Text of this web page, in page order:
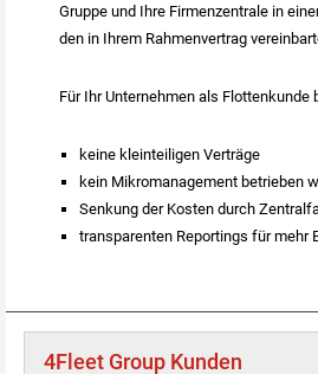
Gruppe und Ihre Firmenzentrale in
den in Ihrem Rahmenvertrag
Für Ihr Unternehmen als Flottenkunde
keine kleinteiligen Verträge
kein Mikromanagement betrieben
Senkung der Kosten durch
transparenten Reportings für mehr
4Fleet Group Kunden